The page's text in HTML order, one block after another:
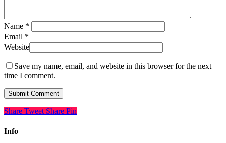
Name *
Email *
Website
Save my name, email, and website in this browser for the next
time I comment.
Share Tweet Share Pin
Info